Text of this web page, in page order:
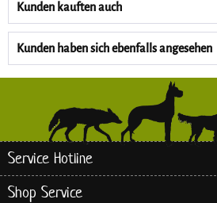
Kunden kauften auch
Kunden haben sich ebenfalls angesehen
Service Hotline
Shop Service